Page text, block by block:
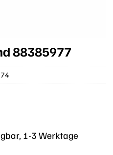
88385977
1-3 Werktage